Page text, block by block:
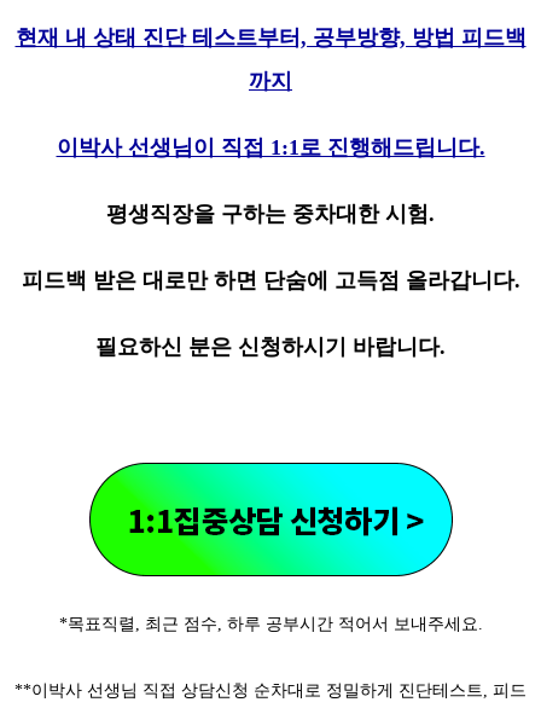
현재 내 상태 진단 테스트부터, 공부방향, 방법 피드백
까지
이박사 선생님이 직접 1:1로 진행해드립니다.
평생직장을 구하는 중차대한 시험.
피드백 받은 대로만 하면 단숨에 고득점 올라갑니다.
필요하신 분은 신청하시기 바랍니다.
*목표직렬, 최근 점수, 하루 공부시간 적어서 보내주세요.
**이박사 선생님 직접 상담신청 순차대로 정밀하게 진단테스트, 피드